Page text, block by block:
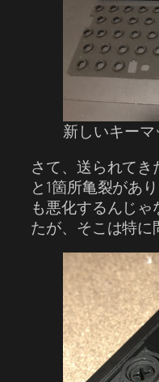
新しいキーマ
さて、送られて
と1箇所亀裂があ
も悪化するんじ
たが、そこは特に